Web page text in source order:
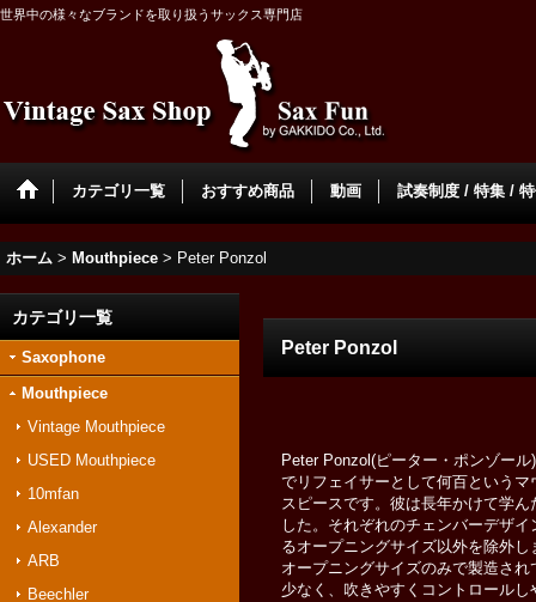
世界中の様々なブランドを取り扱うサックス専門店
カテゴリ一覧 おすすめ商品 動画 試奏制度 / 特集 /
ホーム > Mouthpiece > Peter Ponzol
カテゴリ一覧
Saxophone
Mouthpiece
Vintage Mouthpiece
USED Mouthpiece
10mfan
Alexander
ARB
Beechler
Peter Ponzol
Peter Ponzol(ピーター・ポンゾー
でリフェイサーとして何百という
スピースです。彼は長年かけて学
した。それぞれのチェンバーデザ
るオープニングサイズ以外を除外
オープニングサイズのみで製造さ
少なく、吹きやすくコントロール